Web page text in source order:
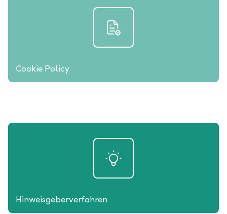
Cookie Policy
Hinweisgeberverfahren